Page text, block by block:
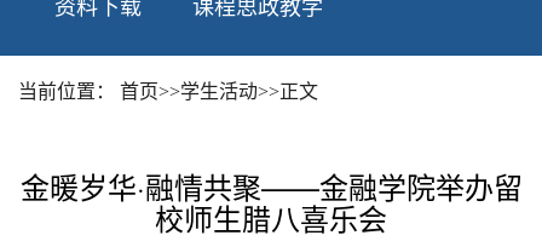
当前位置： 首页>>学生活动>>正文
金暖岁华·融情共聚——金融学院举办留
校师生腊八喜乐会